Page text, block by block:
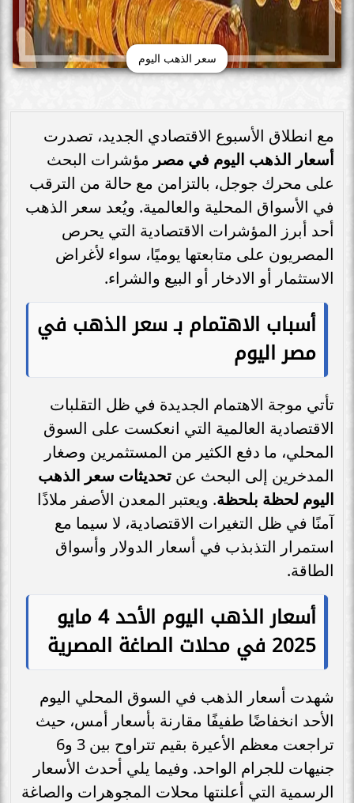
سعر الذهب اليوم
مع انطلاق الأسبوع الاقتصادي الجديد، تصدرت
أسعار الذهب اليوم في مصر مؤشرات البحث
على محرك جوجل، بالتزامن مع حالة من الترقب
في الأسواق المحلية والعالمية. ويُعد سعر الذهب
أحد أبرز المؤشرات الاقتصادية التي يحرص
المصريون على متابعتها يوميًا، سواء لأغراض
الاستثمار أو الادخار أو البيع والشراء.
أسباب الاهتمام بـ سعر الذهب في
مصر اليوم
تأتي موجة الاهتمام الجديدة في ظل التقلبات
الاقتصادية العالمية التي انعكست على السوق
المحلي، ما دفع الكثير من المستثمرين وصغار
المدخرين إلى البحث عن تحديثات سعر الذهب
اليوم لحظة بلحظة. ويعتبر المعدن الأصفر ملاذًا
آمنًا في ظل التغيرات الاقتصادية، لا سيما مع
استمرار التذبذب في أسعار الدولار وأسواق
الطاقة.
أسعار الذهب اليوم الأحد 4 مايو
2025 في محلات الصاغة المصرية
شهدت أسعار الذهب في السوق المحلي اليوم
الأحد انخفاضًا طفيفًا مقارنة بأسعار أمس، حيث
تراجعت معظم الأعيرة بقيم تتراوح بين 3 و6
جنيهات للجرام الواحد. وفيما يلي أحدث الأسعار
الرسمية التي أعلنتها محلات المجوهرات والصاغة